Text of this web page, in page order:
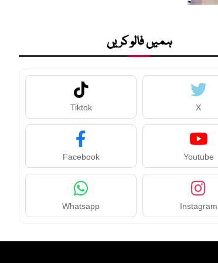
ہمیں فالو کریں
X
Tiktok
Youtube
Facebook
Instagram
Whatsapp